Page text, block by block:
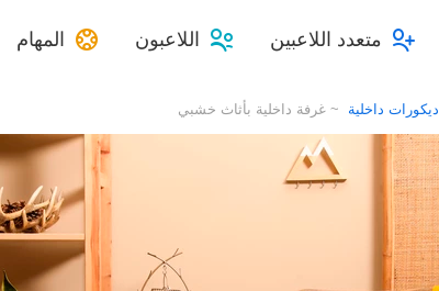
المفضلاتمتعدد اللاعبين اللاعبون المهام
ديكورات داخلية غرفة داخلية بأثاث خشبي